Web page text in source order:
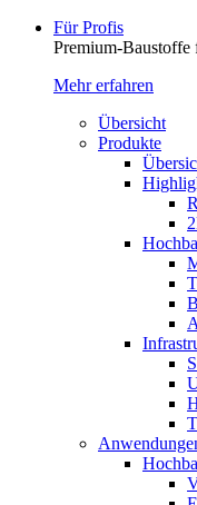
Für Profis
Premium-Baustoffe
Mehr erfahren
Übersicht
Produkte